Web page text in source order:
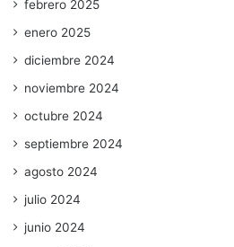
febrero 2025
enero 2025
diciembre 2024
noviembre 2024
octubre 2024
septiembre 2024
agosto 2024
julio 2024
junio 2024